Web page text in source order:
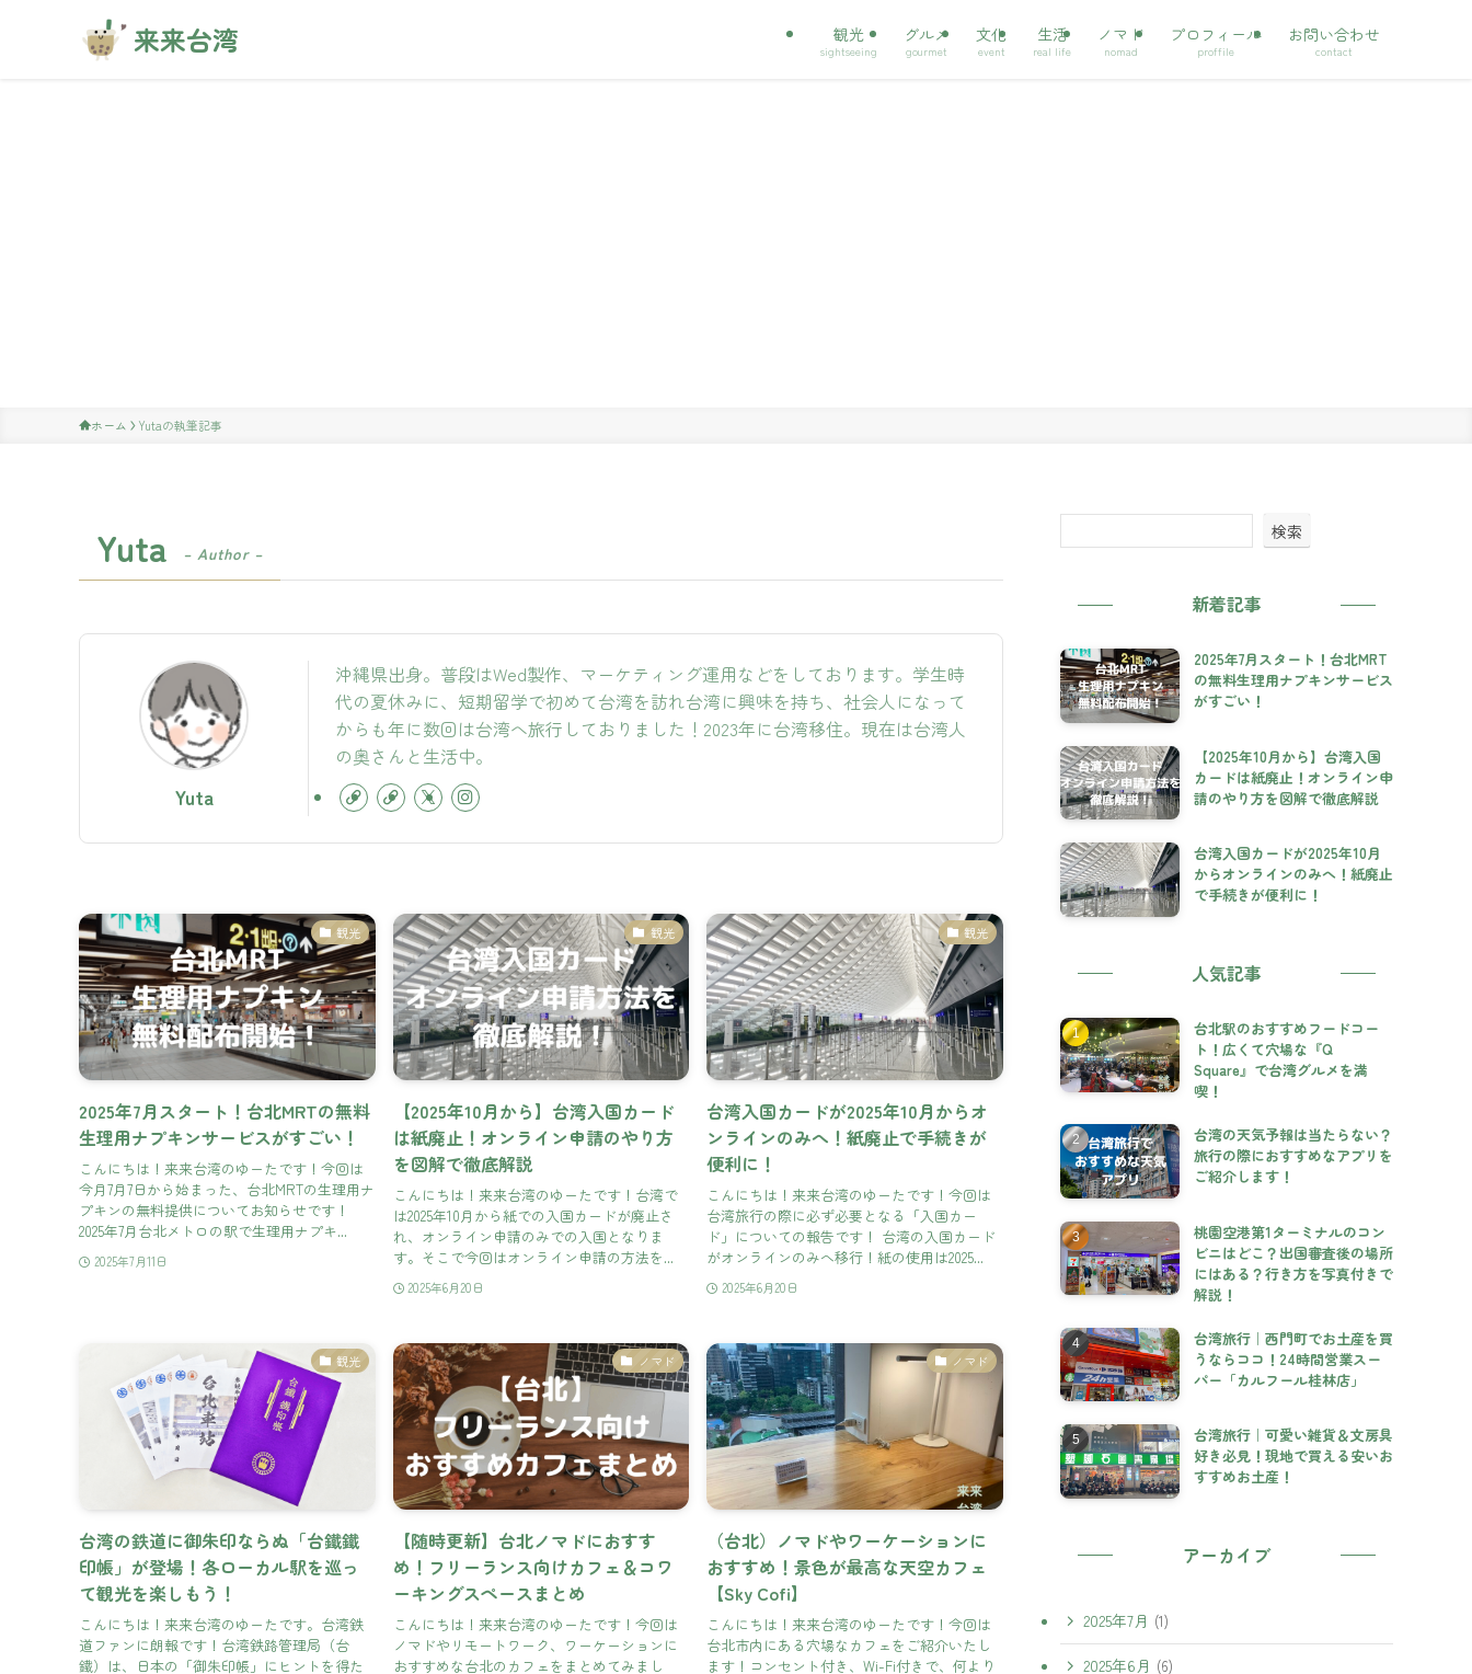
来来台湾 観光
sightseeing
グルメ
gourmet
文化
event
生活
real life
ノマド
nomad
プロフィール
proffile
お問い合わせ
contact
ホーム Yutaの執筆記事
Yuta – Author –
Yuta
沖縄県出身。普段はWed製作、マーケティング運用などをしております。学生時
代の夏休みに、短期留学で初めて台湾を訪れ台湾に興味を持ち、社会人になって
からも年に数回は台湾へ旅行しておりました！2023年に台湾移住。現在は台湾人
の奥さんと生活中。
観光
2025年7月スタート！台北MRTの無料
生理用ナプキンサービスがすごい！
こんにちは！来来台湾のゆーたです！今回は
今月7月7日から始まった、台北MRTの生理用ナ
プキンの無料提供についてお知らせです！
2025年7月台北メトロの駅で生理用ナプキ...
2025年7月11日
観光
【2025年10月から】台湾入国カード
は紙廃止！オンライン申請のやり方
を図解で徹底解説
こんにちは！来来台湾のゆーたです！台湾で
は2025年10月から紙での入国カードが廃止さ
れ、オンライン申請のみでの入国となりま
す。そこで今回はオンライン申請の方法を...
2025年6月20日
観光
台湾入国カードが2025年10月からオ
ンラインのみへ！紙廃止で手続きが
便利に！
こんにちは！来来台湾のゆーたです！今回は
台湾旅行の際に必ず必要となる「入国カー
ド」についての報告です！ 台湾の入国カード
がオンラインのみへ移行！紙の使用は2025...
2025年6月20日
観光
台湾の鉄道に御朱印ならぬ「台鐵鐵
印帳」が登場！各ローカル駅を巡っ
て観光を楽しもう！
こんにちは！来来台湾のゆーたです。台湾鉄
道ファンに朗報です！台湾鉄路管理局（台
鐵）は、日本の「御朱印帳」にヒントを得た
ノマド
【随時更新】台北ノマドにおすす
め！フリーランス向けカフェ＆コワ
ーキングスペースまとめ
こんにちは！来来台湾のゆーたです！今回は
ノマドやリモートワーク、ワーケーションに
おすすめな台北のカフェをまとめてみまし
ノマド
（台北）ノマドやワーケーションに
おすすめ！景色が最高な天空カフェ
【Sky Cofi】
こんにちは！来来台湾のゆーたです！今回は
台北市内にある穴場なカフェをご紹介いたし
ます！コンセント付き、Wi-Fi付きで、何より
検索
新着記事
2025年7月スタート！台北MRT
の無料生理用ナプキンサービス
がすごい！
【2025年10月から】台湾入国
カードは紙廃止！オンライン申
請のやり方を図解で徹底解説
台湾入国カードが2025年10月
からオンラインのみへ！紙廃止
で手続きが便利に！
人気記事
台北駅のおすすめフードコー
ト！広くて穴場な『Q
Square』で台湾グルメを満
喫！
台湾の天気予報は当たらない？
旅行の際におすすめなアプリを
ご紹介します！
桃園空港第1ターミナルのコン
ビニはどこ？出国審査後の場所
にはある？行き方を写真付きで
解説！
台湾旅行｜西門町でお土産を買
うならココ！24時間営業スー
パー「カルフール桂林店」
台湾旅行｜可愛い雑貨＆文房具
好き必見！現地で買える安いお
すすめお土産！
アーカイブ
2025年7月 (1)
2025年6月 (6)